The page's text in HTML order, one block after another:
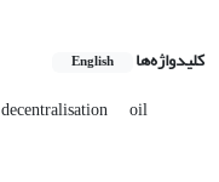
کلیدواژه‌ها English
decentralisation oil